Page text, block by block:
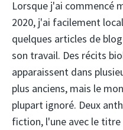
Lorsque j'ai commencé
2020, j'ai facilement
quelques articles de
son travail. Des récits
apparaissent dans
plus anciens, mais le
plupart ignoré. Deux
fiction, l'une avec le titre